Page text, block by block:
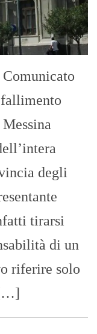
degli
tirarsi
di un
riferire solo
[…]